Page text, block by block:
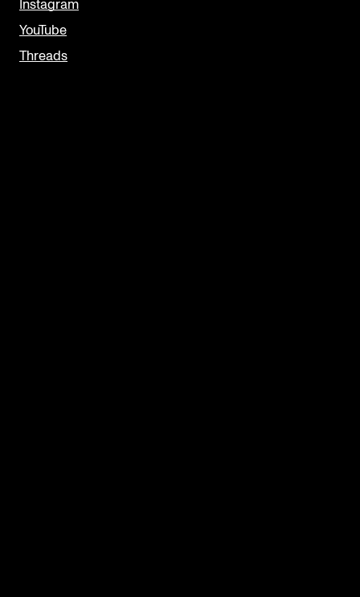
Instagram
YouTube
Threads